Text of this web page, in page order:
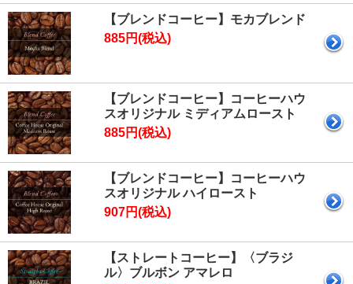
【ブレンドコーヒー】モカブレンド
885円(税込)
【ブレンドコーヒー】コーヒーハウ
スオリジナル ミディアムロースト
885円(税込)
【ブレンドコーヒー】コーヒーハウ
スオリジナル ハイロースト
907円(税込)
【ストレートコーヒー】〈ブラジ
ル〉ブルボン アマレロ